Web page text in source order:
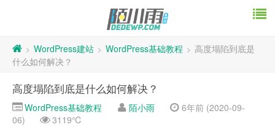
> WordPress建站 > WordPress基础教程 > 高度塌陷到底是
什么如何解决？
高度塌陷到底是什么如何解决？
WordPress基础教程 陌小雨
6年前 (2020-09-
06)
3119℃